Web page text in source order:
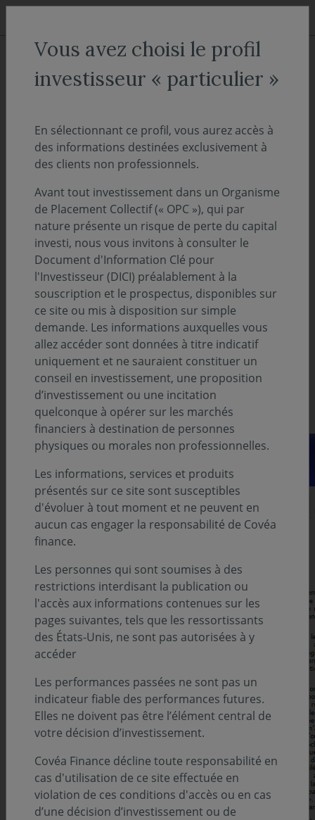
Aller au menu
Aller au contenu
ACCUEIL Décryptages
Multirégionalisme
PERSPECTIVES ÉCONOMIQUES ET FINANCIÈRES
Temps de lecture : 15 min
Découvrez et téléchargez l'intégralité de notre
suivi des marchés de la semaine - 9
septembre 2024
Vous avez choisi le profil
investisseur « particulier »
En sélectionnant ce profil, vous aurez accès à
des informations destinées exclusivement à
des clients non professionnels.
Avant tout investissement dans un Organisme
de Placement Collectif (« OPC »), qui par
nature présente un risque de perte du capital
investi, nous vous invitons à consulter le
Document d'Information Clé pour
l'Investisseur (DICI) préalablement à la
souscription et le prospectus, disponibles sur
ce site ou mis à disposition sur simple
demande. Les informations auxquelles vous
allez accéder sont données à titre indicatif
uniquement et ne sauraient constituer un
conseil en investissement, une proposition
d’investissement ou une incitation
quelconque à opérer sur les marchés
financiers à destination de personnes
physiques ou morales non professionnelles.
Les informations, services et produits
présentés sur ce site sont susceptibles
d'évoluer à tout moment et ne peuvent en
aucun cas engager la responsabilité de Covéa
finance.
Les personnes qui sont soumises à des
restrictions interdisant la publication ou
l'accès aux informations contenues sur les
pages suivantes, tels que les ressortissants
des États-Unis, ne sont pas autorisées à y
accéder
Les performances passées ne sont pas un
indicateur fiable des performances futures.
Elles ne doivent pas être l’élément central de
votre décision d’investissement.
Covéa Finance décline toute responsabilité en
cas d'utilisation de ce site effectuée en
violation de ces conditions d'accès ou en cas
d’une décision d’investissement ou de